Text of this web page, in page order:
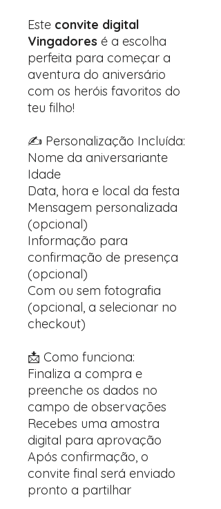
Este convite digital
Vingadores é a escolha
perfeita para começar a
aventura do aniversário
com os heróis favoritos do
teu filho!
✍️ Personalização Incluída:
Nome da aniversariante
Idade
Data, hora e local da festa
Mensagem personalizada
(opcional)
Informação para
confirmação de presença
(opcional)
Com ou sem fotografia
(opcional, a selecionar no
checkout)
📩 Como funciona:
Finaliza a compra e
preenche os dados no
campo de observações
Recebes uma amostra
digital para aprovação
Após confirmação, o
convite final será enviado
pronto a partilhar